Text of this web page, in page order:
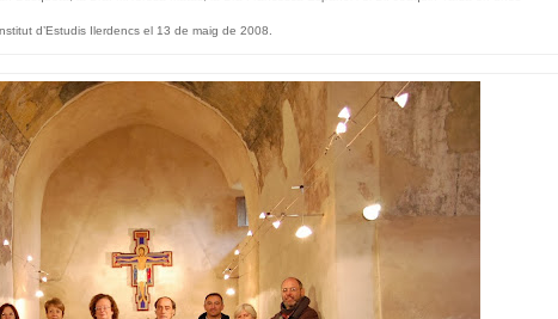
d’Estudis Ilerdencs el 13 de maig de 2008.